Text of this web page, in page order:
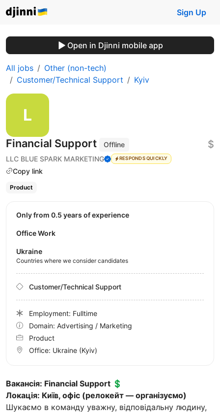
Sign Up
Open in Djinni mobile app
All jobs
Other (non-tech)
Customer/Technical Support
Kyiv
Financial Support
Offline
LLC BLUE SPARK MARKETING
RESPONDS QUICKLY
Copy link
$
Product
Вакансія: Financial Support 💲
Локація: Київ, офіс (релокейт — організуємо)
Шукаємо в команду уважну, відповідальну людину,
Only from 0.5 years of experience
Office Work
Ukraine
Countries where we consider candidates
Customer/Technical Support
Employment: Fulltime
Domain: Advertising / Marketing
Product
Office: Ukraine (Kyiv)